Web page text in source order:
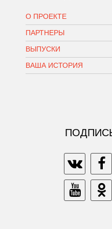
О ПРОЕКТЕ
ПАРТНЕРЫ
ВЫПУСКИ
ВАША ИСТОРИЯ